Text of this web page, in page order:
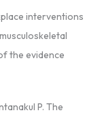
interventions
the evidence
P. The